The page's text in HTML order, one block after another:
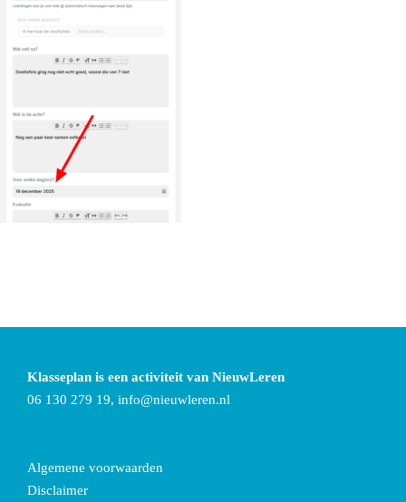
Klasseplan is een activiteit van NieuwLeren
06 130 279 19, info@nieuwleren.nl
Algemene voorwaarden
Disclaimer